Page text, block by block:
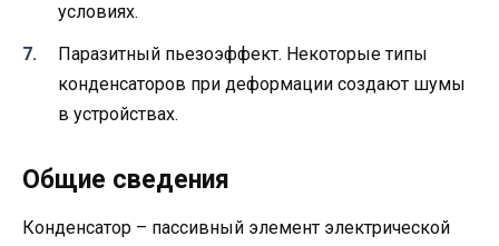
условиях.
Паразитный пьезоэффект. Некоторые типы
конденсаторов при деформации создают шумы
в устройствах.
Общие сведения
Конденсатор – пассивный элемент электрической